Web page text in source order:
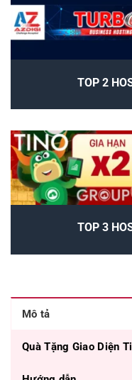
TOP 2
TOP 3
Mô tả
Quà Tặng Giao Diện